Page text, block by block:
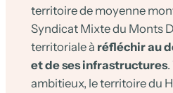
territoire de moyenne
Syndicat Mixte du Monts
territoriale à réfléchir au
et de ses infrastructures.
ambitieux, le territoire du